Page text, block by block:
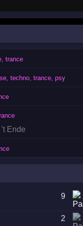
trance
techno, trance, psy
't Ende
9
2